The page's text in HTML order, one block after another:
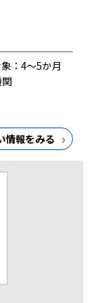
：4～5か月
情報をみる